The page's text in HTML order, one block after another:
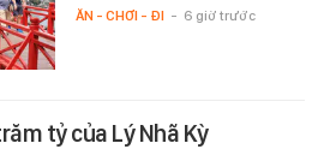
ĂN - CHƠI - ĐI - 6 giờ trước
tỷ của Lý Nhã Kỳ